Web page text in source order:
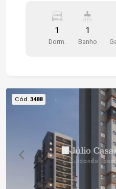
brinquedoteca,
e infantil, quadra
garagem cobertas.
1
Dorm.
1
Banho
Cód. 3488